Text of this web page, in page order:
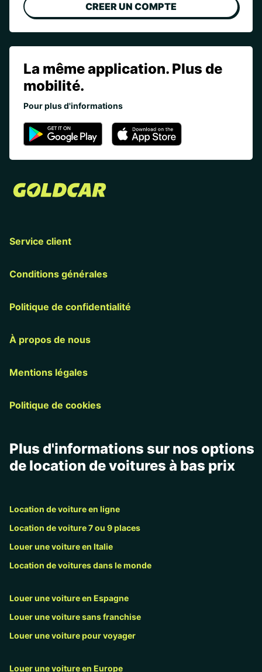
CREER UN COMPTE
La même application. Plus de
mobilité.
Pour plus d'informations
Service client
Conditions générales
Politique de confidentialité
À propos de nous
Mentions légales
Politique de cookies
Plus d'informations sur nos options
de location de voitures à bas prix
Location de voiture en ligne
Location de voiture 7 ou 9 places
Louer une voiture en Italie
Location de voitures dans le monde
Louer une voiture en Espagne
Louer une voiture sans franchise
Louer une voiture pour voyager
Louer une voiture en Europe